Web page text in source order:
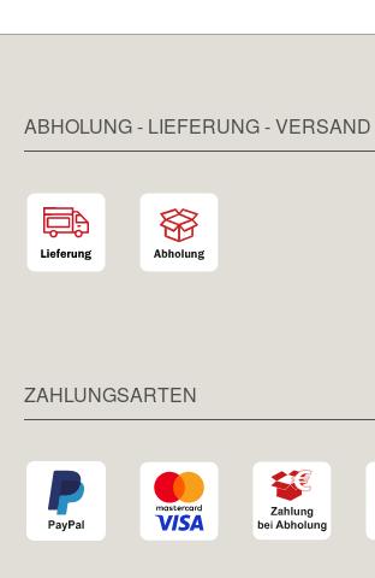
ABHOLUNG - LIEFERUNG - VERSAND
ZAHLUNGSARTEN